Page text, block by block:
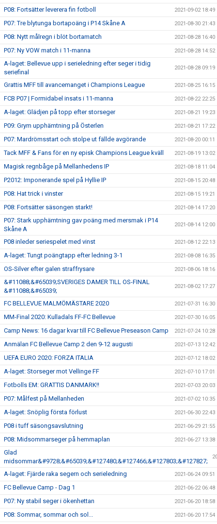
P08: Fortsätter leverera fin fotboll 2021-09-02 18:49
P07: Tre blytunga bortapoäng i P14 Skåne A 2021-08-30 21:43
P08: Nytt målregn i blöt bortamatch 2021-08-28 16:40
P07: Ny VOW match i 11-manna 2021-08-28 14:52
A-laget: Bellevue upp i serieledning efter seger i tidig
seriefinal
2021-08-28 09:19
Grattis MFF till avancemanget i Champions League 2021-08-25 16:15
FCB P07 | Formidabel insats i 11-manna 2021-08-22 22:25
A-laget: Glädjen på topp efter storseger 2021-08-21 19:23
P09: Grym upphämtning på Österlen 2021-08-21 17:22
P07: Mardrömsstart och stolpe ut fällde avgörande 2021-08-20 00:11
Tack MFF & Fans för en ny episk Champions League kväll 2021-08-19 13:02
Magisk regnbåge på Mellanhedens IP 2021-08-18 11:04
P2012: Imponerande spel på Hyllie IP 2021-08-15 20:48
P08: Hat trick i vinster 2021-08-15 19:21
P08: Fortsätter säsongen starkt! 2021-08-14 17:20
P07: Stark upphämtning gav poäng med mersmak i P14
Skåne A
2021-08-14 12:00
P08 inleder seriespelet med vinst 2021-08-12 22:13
A-laget: Tungt poängtapp efter ledning 3-1 2021-08-08 16:35
OS-Silver efter galen straffrysare 2021-08-06 18:16
&#11088;&#65039;SVERIGES DAMER TILL OS-FINAL
&#11088;&#65039;
2021-08-02 17:27
FC BELLEVUE MALMÖMÄSTARE 2020 2021-07-31 16:30
MM-Final 2020: Kulladals FF-FC Bellevue 2021-07-30 16:05
Camp News: 16 dagar kvar till FC Bellevue Preseason Camp 2021-07-24 10:28
Anmälan FC Bellevue Camp 2 den 9-12 augusti 2021-07-13 12:42
UEFA EURO 2020: FORZA ITALIA 2021-07-12 18:02
A-laget: Storseger mot Vellinge FF 2021-07-10 17:01
Fotbolls EM: GRATTIS DANMARK!! 2021-07-03 20:03
P07: Målfest på Mellanheden 2021-07-02 10:35
A-laget: Snöplig första förlust 2021-06-30 22:43
P08 i tuff säsongsavslutning 2021-06-29 21:55
P08: Midsommarseger på hemmaplan 2021-06-27 13:38
Glad
midsommar&#9728;&#65039;&#127480;&#127466;&#127803;&#127827;
A-laget: Fjärde raka segern och serieledning 2021-06-24 09:51
FC Bellevue Camp - Dag 1 2021-06-22 06:48
P07: Ny stabil seger i ökenhettan 2021-06-20 18:58
P08: Sommar, sommar och sol... 2021-06-20 17:54